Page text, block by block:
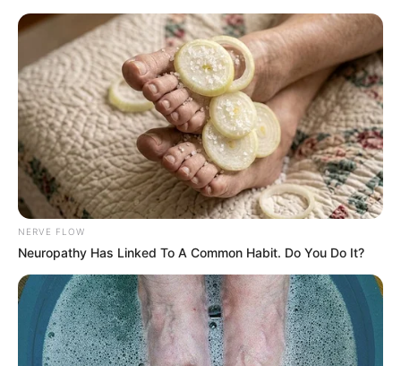
NERVE FLOW
Neuropathy Has Linked To A Common Habit. Do You Do It?